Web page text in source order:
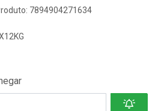
7894904271634